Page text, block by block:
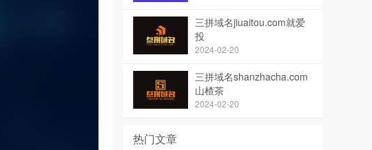
三拼域名jiuaitou.com就爱
投
2024-02-20
三拼域名shanzhacha.com
山楂茶
2024-02-20
热门文章